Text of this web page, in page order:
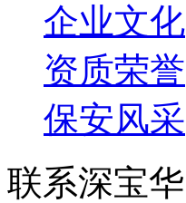
企业文化
资质荣誉
保安风采
联系深宝华